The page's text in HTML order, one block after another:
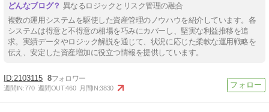
異なるロジックとリスク管理の融合
複数の運用システムを駆使した資産管理のノウハウを紹介しています。各
システムは得意と不得意の相場を巧みにカバーし、堅実な利益推移を追
求。実績データやロジック解説を通じて、状況に応じた柔軟な運用戦略を
伝え、安定した資産増加に役立つ情報を提供しています。
2103115 8
週間IN:770 週間OUT:460 月間IN:3830